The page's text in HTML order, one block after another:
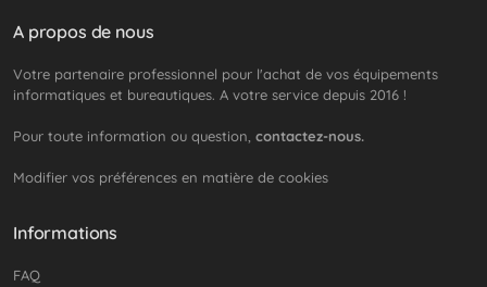
A propos de nous
Votre partenaire professionnel pour l'achat de vos équipements
informatiques et bureautiques. A votre service depuis 2016 !
Pour toute information ou question, contactez-nous.
Modifier vos préférences en matière de cookies
Informations
FAQ